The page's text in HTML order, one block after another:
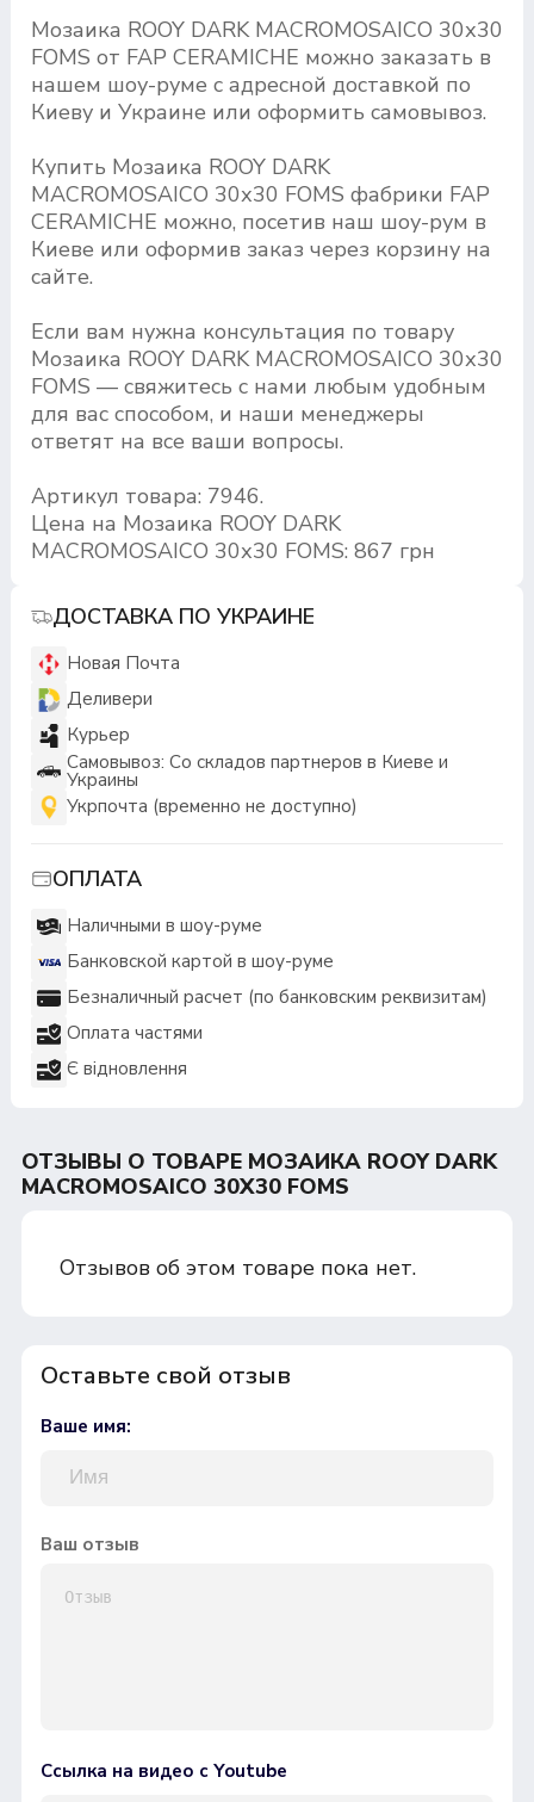
Мозаика ROOY DARK MACROMOSAICO 30х30
FOMS от FAP CERAMICHE можно заказать в
нашем шоу-руме с адресной доставкой по
Киеву и Украине или оформить самовывоз.
Купить Мозаика ROOY DARK
MACROMOSAICO 30х30 FOMS фабрики FAP
CERAMICHE можно, посетив наш шоу-рум в
Киеве или оформив заказ через корзину на
сайте.
Если вам нужна консультация по товару
Мозаика ROOY DARK MACROMOSAICO 30х30
FOMS — свяжитесь с нами любым удобным
для вас способом, и наши менеджеры
ответят на все ваши вопросы.
Артикул товара: 7946.
Цена на Мозаика ROOY DARK
MACROMOSAICO 30х30 FOMS: 867 грн
ДОСТАВКА ПО УКРАИНЕ
Новая Почта
Деливери
Курьер
Самовывоз: Со складов партнеров в Киеве и
Украины
Укрпочта (временно не доступно)
ОПЛАТА
Наличными в шоу-руме
Банковской картой в шоу-руме
Безналичный расчет (по банковским реквизитам)
Оплата частями
Є відновлення
ОТЗЫВЫ О ТОВАРЕ МОЗАИКА ROOY DARK
MACROMOSAICO 30Х30 FOMS
Отзывов об этом товаре пока нет.
Оставьте свой отзыв
Ваше имя:
Ваш отзыв
Ссылка на видео с Youtube